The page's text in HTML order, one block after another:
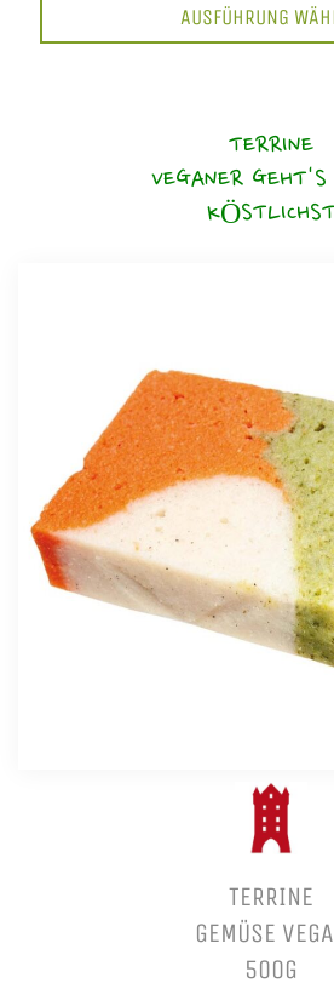
AUSFÜHRUNG
TERRINE
VEGANER GEHT'S
KÖSTLICHST
TERRINE
GEMÜSE
500G